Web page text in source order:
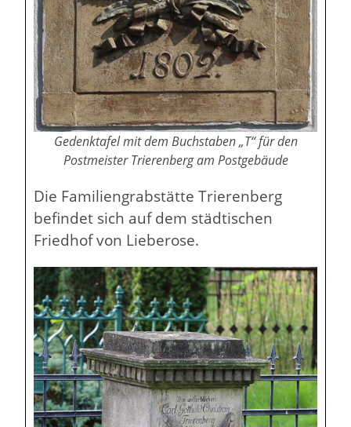
Gedenktafel mit dem Buchstaben „T“ für den
Postmeister Trierenberg am Postgebäude
Die Familiengrabstätte Trierenberg
befindet sich auf dem städtischen
Friedhof von Lieberose.